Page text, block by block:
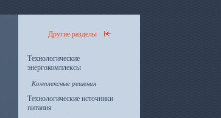
Другие разделы
Технологические
энергокомплексы
Комплексные решения
Технологические источники
питания